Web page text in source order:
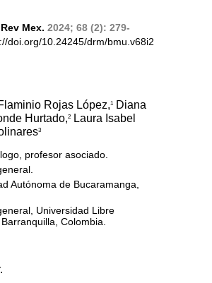
Mex. 2024; 68 (2): 279-
doi.org/10.24245/drm/bmu.v68i2
Rojas López,1
Diana
Hurtado,2
Laura Isabel
3
profesor asociado.
Autónoma de Bucaramanga,
Universidad Libre
Colombia.